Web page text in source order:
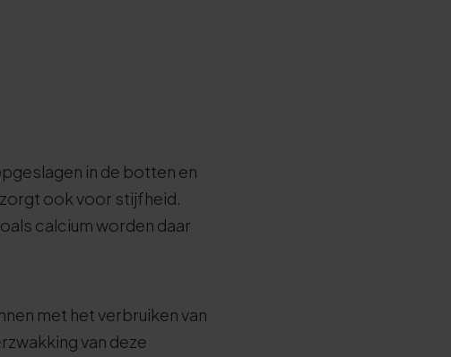
in de botten en
ook voor stijfheid.
calcium worden daar
met het verbruiken van
van deze